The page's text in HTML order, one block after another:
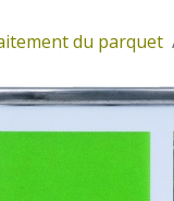
du parquet